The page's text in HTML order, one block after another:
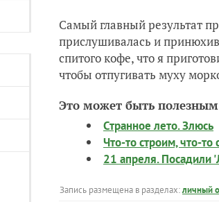
Самый главный результат
прислушивалась и
спитого кофе, что я
чтобы отпугивать муху
Это может быть
Странное лето. Злюсь
Что-то строим, что-
21 апреля. Посадили
Запись размещена в разделах:личный